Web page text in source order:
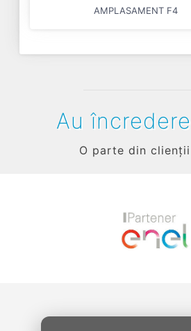
AMPLASAMENT F4
Au
O parte din